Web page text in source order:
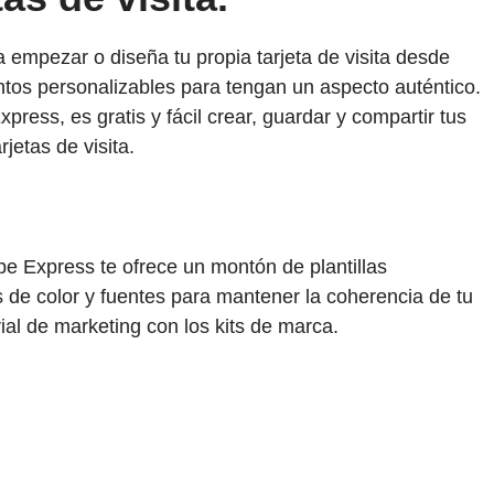
o diseña tu propia tarjeta de visita desde
personalizables para tengan un aspecto auténtico.
es gratis y fácil crear, guardar y compartir tus
de visita.
Express te ofrece un montón de plantillas
color y fuentes para mantener la coherencia de tu
de marketing con los kits de marca.